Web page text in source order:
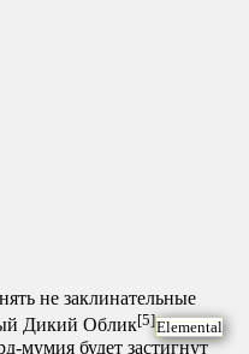
не заклинательные
Дикий Облик[5]Elemental
мумия будет застигнут